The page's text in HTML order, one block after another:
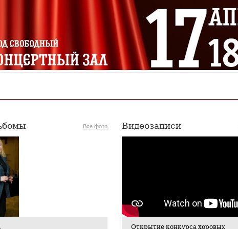
Все фото Видеозаписи
Открытие конкурса хоровых